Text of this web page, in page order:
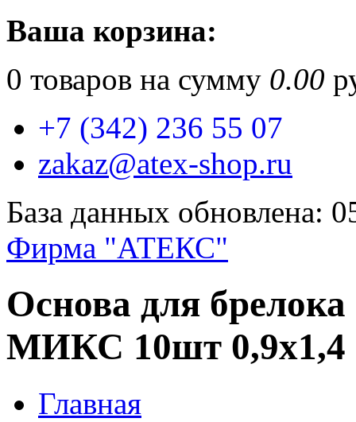
Ваша корзина:
0 товаров на сумму 0.00
+7 (342) 236 55 07
zakaz@atex-shop.ru
База данных обновлена:
Фирма "АТЕКС"
Основа для
МИКС 10шт 0,9х1,4
Главная